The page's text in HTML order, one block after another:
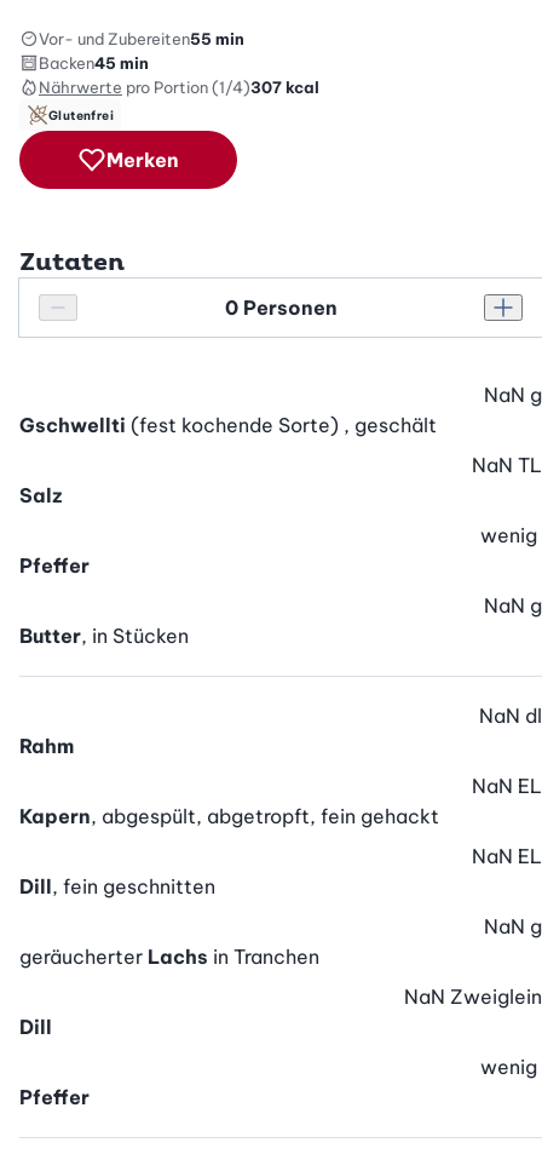
Vor- und Zubereiten55 min
Backen45 min
Nährwerte pro Portion (1/4)307kcal
Glutenfrei
Merken
Zutaten
Personenanzahl verringern
Personenanzahl
Gschwellti (fest kochende Sorte) , geschält
NaN g
Salz
NaN TL
Pfeffer
wenig
Butter, in Stücken
NaN g
Rahm
NaN dl
Kapern, abgespült, abgetropft, fein gehackt
NaN EL
Dill, fein geschnitten
NaN EL
geräucherter Lachs in Tranchen
NaN g
Dill
NaN Zweiglein
Pfeffer
wenig